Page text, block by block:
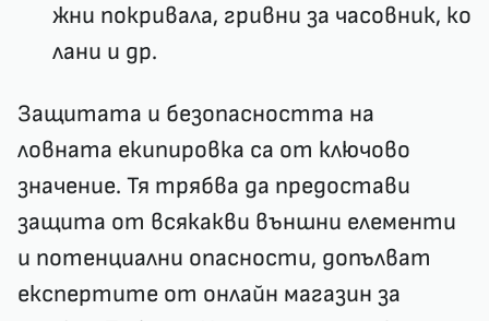
жни покривала, гривни за часовник, ко
лани и др.
Защитата и безопасността на
ловната екипировка са от ключово
значение. Тя трябва да предостави
защита от всякакви външни елементи
и потенциални опасности, допълват
експертите от онлайн магазин за